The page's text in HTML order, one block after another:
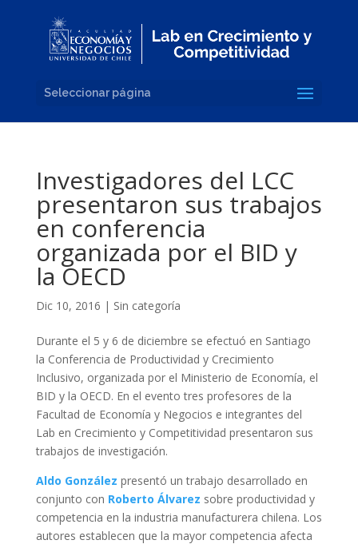
Seleccionar página
Investigadores del LCC
presentaron sus trabajos
en conferencia
organizada por el BID y
la OECD
Dic 10, 2016 | Sin categoría
Durante el 5 y 6 de diciembre se efectuó en Santiago
la Conferencia de Productividad y Crecimiento
Inclusivo, organizada por el Ministerio de Economía, el
BID y la OECD. En el evento tres profesores de la
Facultad de Economía y Negocios e integrantes del
Lab en Crecimiento y Competitividad presentaron sus
trabajos de investigación.
Aldo González presentó un trabajo desarrollado en
conjunto con Roberto Álvarez sobre productividad y
competencia en la industria manufacturera chilena. Los
autores establecen que la mayor competencia afecta